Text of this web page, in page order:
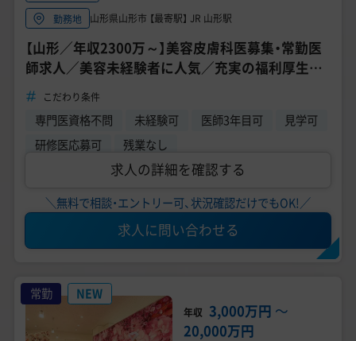
美容医療の転職お役立ち記事
美容医療辞典
よくあるご質問
医師採用ご担当者様・その他問い合わせ
勤務地
山形県山形市 【最寄駅】 JR 山形駅
【山形／年収2300万～】美容皮膚科医募集・常勤医
師求人／美容未経験者に人気／充実の福利厚生
《TCB東京中央美容外科 山形院》
こだわり条件
専門医資格不問 未経験可 医師3年目可
見学可
研修医応募可
残業なし
求人の詳細を確認する
＼無料で相談・エントリー可、状況確認だけでもOK!／
求人に問い合わせる
常勤 NEW
年収 3,000万円 〜
20,000万円